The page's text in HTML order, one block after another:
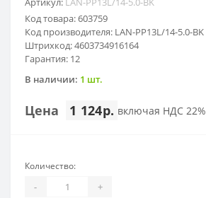
Код товара: 603759
Код производителя: LAN-PP13L/14-5.0-BK
Штрихкод: 4603734916164
Гарантия: 12
В наличии: 1 шт.
Цена 1 124р. включая НДС 22%
Количество:
- +